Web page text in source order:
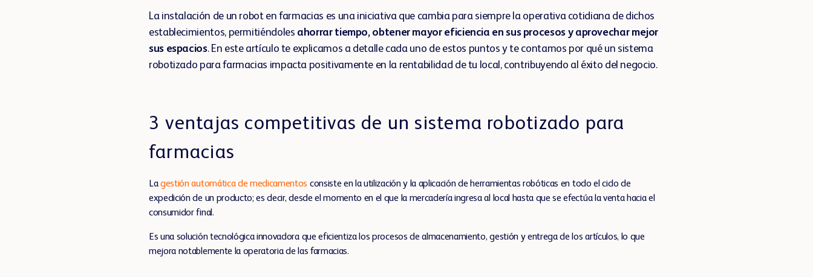
La instalación de un robot en farmacias es una iniciativa que cambia para siempre la operativa cotidiana de dichos
establecimientos, permitiéndoles ahorrar tiempo, obtener mayor eficiencia en sus procesos y aprovechar mejor
sus espacios. En este artículo te explicamos a detalle cada uno de estos puntos y te contamos por qué un sistema
robotizado para farmacias impacta positivamente en la rentabilidad de tu local, contribuyendo al éxito del negocio.
3 ventajas competitivas de un sistema robotizado para
farmacias
Lagestión automática de medicamentos consiste en la utilización y la aplicación de herramientas robóticas en todo el ciclo de
expedición de un producto; es decir, desde el momento en el que la mercadería ingresa al local hasta que se efectúa la venta hacia el
consumidor final.
Es una solución tecnológica innovadora que eficientiza los procesos de almacenamiento, gestión y entrega de los artículos, lo que
mejora notablemente la operatoria de las farmacias.